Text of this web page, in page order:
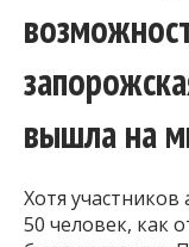
вышла на
Хотя
50 человек, как